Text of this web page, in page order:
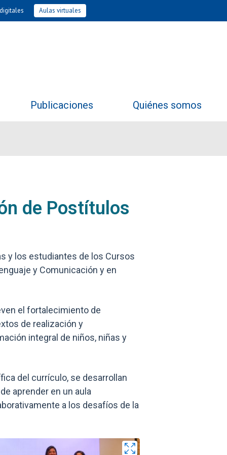
Aulas virtuales
Publicaciones Quiénes somos
de Postítulos
y los estudiantes de los Cursos
y Comunicación y en
el fortalecimiento de
de realización y
integral de niños, niñas y
del currículo, se desarrollan
aprender en un aula
a los desafíos de la